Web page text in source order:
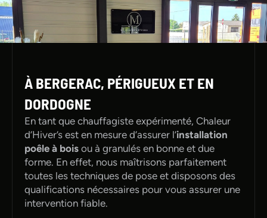
À BERGERAC, PÉRIGUEUX ET EN
DORDOGNE
En tant que chauffagiste expérimenté, Chaleur
d’Hiver’s est en mesure d’assurer l’installation
poêle à bois ou à granulés en bonne et due
forme. En effet, nous maîtrisons parfaitement
toutes les techniques de pose et disposons des
qualifications nécessaires pour vous assurer une
intervention fiable.